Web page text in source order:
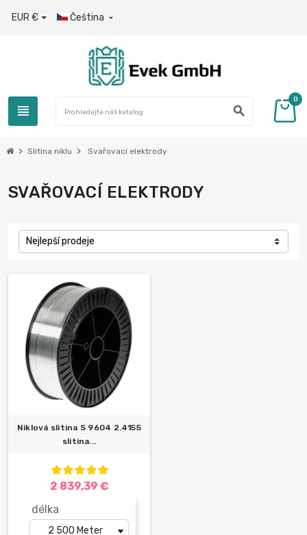
EUR € Čeština 
view_headline search
0
chevron_right Slitina niklu chevron_right Svařovací elektrody
SVAŘOVACÍ ELEKTRODY
Nejlepší prodeje
Niklová slitina S 9604 2.4155
slitina...
2 839,39 €
délka